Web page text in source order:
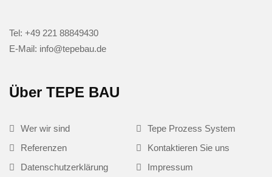
Tel: +49 221 88849430
E-Mail: info@tepebau.de
Über TEPE BAU
Wer wir sind
Tepe Prozess System
Referenzen
Kontaktieren Sie uns
Datenschutzerklärung
Impressum